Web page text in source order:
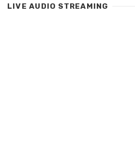
LIVE AUDIO STREAMING